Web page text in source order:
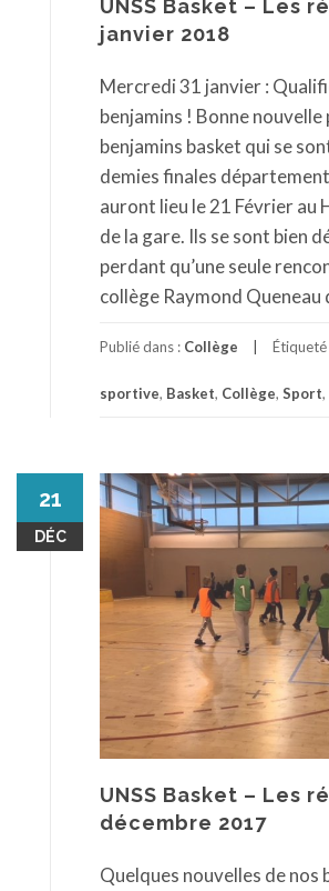
UNSS Basket – Les
janvier 2018
Mercredi 31 janvier :
benjamins ! Bonne nouvelle
benjamins basket qui se
demies finales
auront lieu le 21 Février au
de la gare. Ils se sont bien
perdant qu’une seule
collège Raymond Queneau
Publié dans : Collège Étiqueté
sportive, Basket, Collège, Sport,
21
DÉC
UNSS Basket – Les
décembre 2017
Quelques nouvelles de nos